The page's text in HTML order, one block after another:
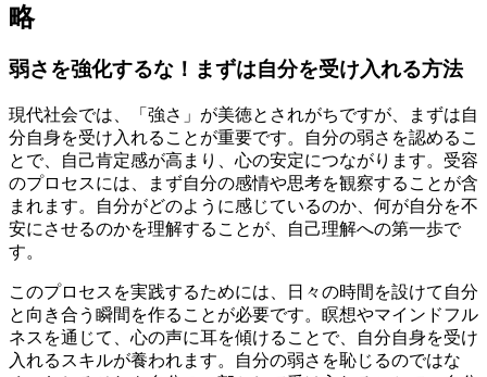
略
弱さを強化するな！まずは自分を受け入れる方法
現代社会では、「強さ」が美徳とされがちですが、まずは自
分自身を受け入れることが重要です。自分の弱さを認めるこ
とで、自己肯定感が高まり、心の安定につながります。受容
のプロセスには、まず自分の感情や思考を観察することが含
まれます。自分がどのように感じているのか、何が自分を不
安にさせるのかを理解することが、自己理解への第一歩で
す。
このプロセスを実践するためには、日々の時間を設けて自分
と向き合う瞬間を作ることが必要です。瞑想やマインドフル
ネスを通じて、心の声に耳を傾けることで、自分自身を受け
入れるスキルが養われます。自分の弱さを恥じるのではな